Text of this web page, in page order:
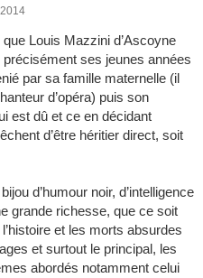
Louis Mazzini d’Ascoyne
ses jeunes années
par sa famille maternelle (il
d’opéra) puis son
est dû et ce en décidant
d’être héritier direct, soit
d’humour noir, d’intelligence
grande richesse, que ce soit
et les morts absurdes
et surtout le principal, les
abordés notamment celui